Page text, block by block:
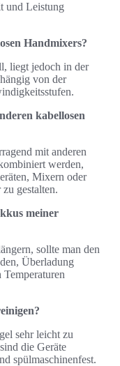
und Leistung
Handmixers?
liegt jedoch in der
von der
kabellosen
mit anderen
werden,
Mixern oder
gestalten.
meiner
sollte man den
Überladung
sehr leicht zu
die Geräte
spülmaschinenfest.